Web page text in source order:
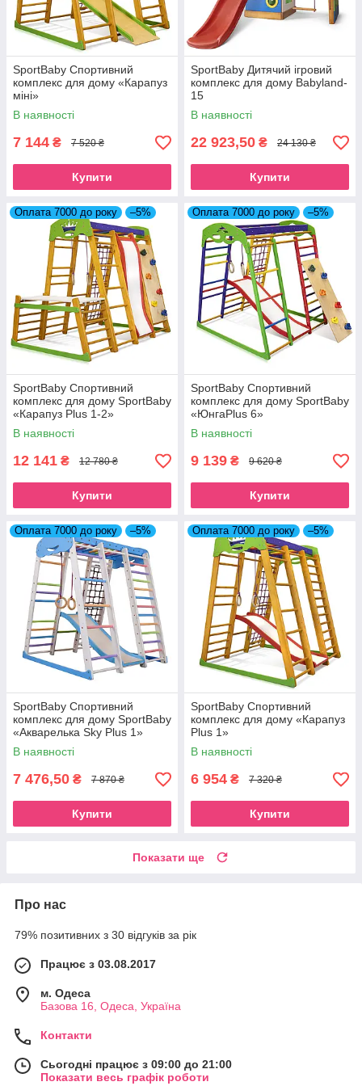
SportBaby Спортивний
комплекс для дому «Карапуз
міні»
В наявності
7 144 ₴ 7 520 ₴
Купити
SportBaby Дитячий ігровий
комплекс для дому Babyland-
15
В наявності
22 923,50 ₴ 24 130 ₴
Купити
Оплата 7000 до року –5%
SportBaby Спортивний
комплекс для дому SportBaby
«Карапуз Plus 1-2»
В наявності
12 141 ₴ 12 780 ₴
Купити
Оплата 7000 до року –5%
SportBaby Спортивний
комплекс для дому SportBaby
«ЮнгаPlus 6»
В наявності
9 139 ₴ 9 620 ₴
Купити
Оплата 7000 до року –5%
SportBaby Спортивний
комплекс для дому SportBaby
«Акварелька Sky Plus 1»
В наявності
7 476,50 ₴ 7 870 ₴
Купити
Оплата 7000 до року –5%
SportBaby Спортивний
комплекс для дому «Карапуз
Plus 1»
В наявності
6 954 ₴ 7 320 ₴
Купити
Показати ще
Про нас
79% позитивних з 30 відгуків за рік
Працює з 03.08.2017
м. Одеса
Базова 16, Одеса, Україна
Контакти
Сьогодні працює з 09:00 до 21:00
Показати весь графік роботи